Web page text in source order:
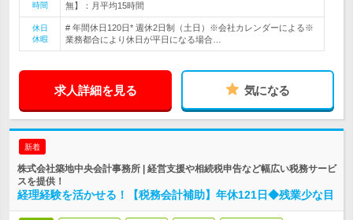
時間
無】：月平均15時間
休日
休暇
# 年間休日120日* 週休2日制（土日）※会社カレンダーによる※
業務都合により休日が平日になる場合…
求人詳細を見る 気になる
新着
株式会社築地中央会計事務所 | 経営支援や相続税申告など幅広い税務サービ
スを提供！
経理経験を活かせる！【税務会計補助】年休121日◆残業少な目